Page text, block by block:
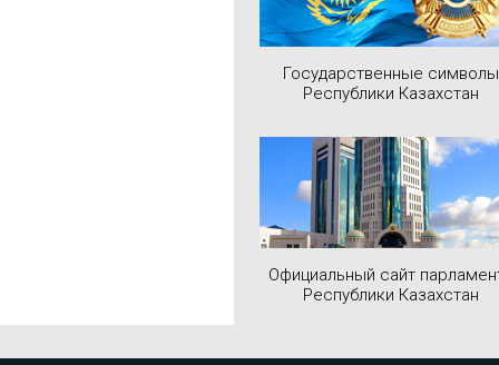
Государственные символы
Республики Казахстан
Официальный сайт
Республики Казахстан